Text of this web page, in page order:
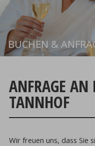
BUCHEN &
ANFRAGE AN
TANNHOF
Wir freuen uns, dass Sie